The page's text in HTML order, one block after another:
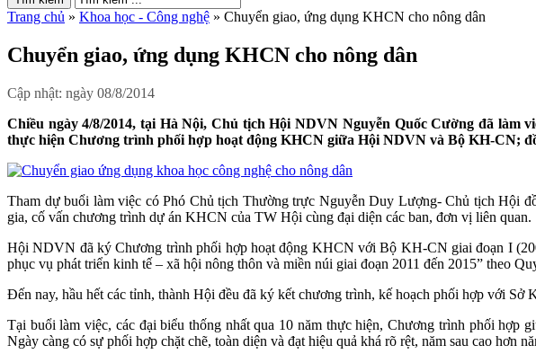
Trang chủ » Khoa học - Công nghệ » Chuyển giao, ứng dụng KHCN cho nông dân
Chuyển giao, ứng dụng KHCN cho nông dân
Cập nhật: ngày 08/8/2014
Chiều ngày 4/8/2014, tại Hà Nội, Chủ tịch Hội NDVN Nguyễn Quốc Cường đã
thực hiện Chương trình phối hợp hoạt động KHCN giữa Hội NDVN và Bộ KH-CN;
Tham dự buổi làm việc có Phó Chủ tịch Thường trực Nguyễn Duy Lượng- Chủ tịch Hội
gia, cố vấn chương trình dự án KHCN của TW Hội cùng đại diện các ban, đơn vị liên quan.
Hội NDVN đã ký Chương trình phối hợp hoạt động KHCN với Bộ KH-CN giai đoạn I
phục vụ phát triển kinh tế – xã hội nông thôn và miền núi giai đoạn 2011 đến 2015” theo
Đến nay, hầu hết các tỉnh, thành Hội đều đã ký kết chương trình, kế hoạch phối hợp với
Tại buổi làm việc, các đại biểu thống nhất qua 10 năm thực hiện, Chương trình phối
Ngày càng có sự phối hợp chặt chẽ, toàn diện và đạt hiệu quả khá rõ rệt, năm sau cao hơn